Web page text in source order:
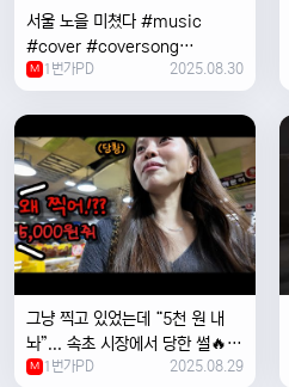
서울 노을 미쳤다 #music
#cover #coversong
#singer #서울 #노을 #한국 #
한강
M 1번가PD 2025.08.30
그냥 찍고 있었는데 “5천 원 내
놔”... 속초 시장에서 당한 썰🔥
M 1번가PD 2025.08.29